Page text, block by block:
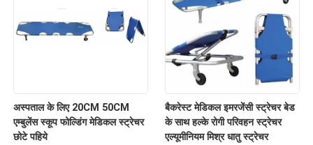
अस्पताल के लिए 20CM 50CM
एम्बुलेंस स्कूप फोल्डिंग मेडिकल स्ट्रेचर
छोटे पहिये
बैकरेस्ट मेडिकल इमरजेंसी स्ट्रेचर बेड
के साथ हल्के रोगी परिवहन स्ट्रेचर
एल्यूमीनियम मिश्र धातु स्ट्रेचर